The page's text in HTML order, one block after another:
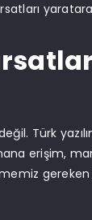
Türk
erişim,
gereken